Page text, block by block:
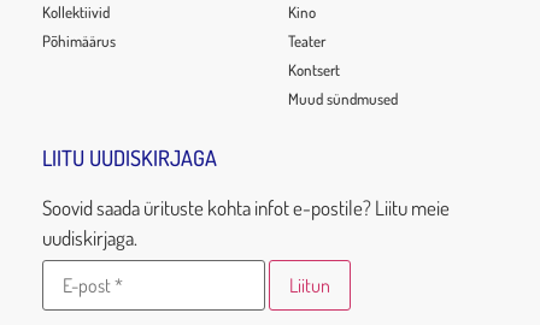
Kollektiivid
Põhimäärus
Kino
Teater
Kontsert
Muud sündmused
LIITU UUDISKIRJAGA
Soovid saada ürituste kohta infot e-postile? Liitu meie
uudiskirjaga.